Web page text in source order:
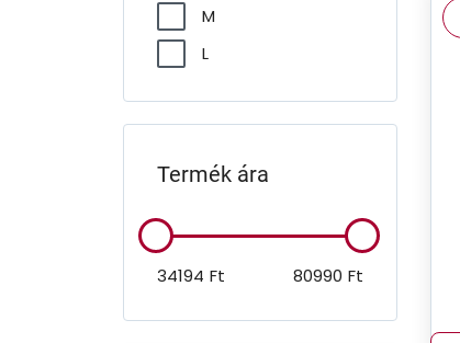
M
L
Termék ára
34194 Ft 80990 Ft